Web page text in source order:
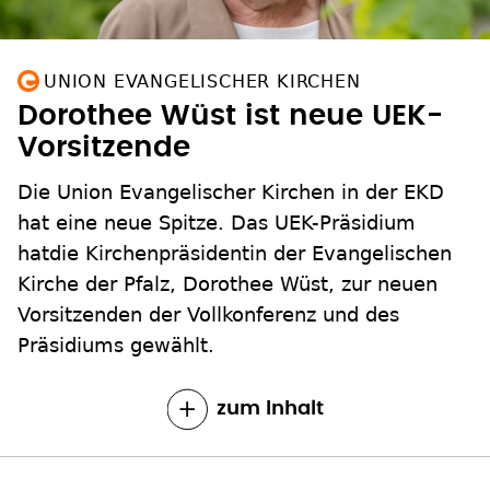
UNION EVANGELISCHER KIRCHEN
Dorothee Wüst ist neue UEK-
Vorsitzende
Die Union Evangelischer Kirchen in der EKD
hat eine neue Spitze. Das UEK-Präsidium
hatdie Kirchenpräsidentin der Evangelischen
Kirche der Pfalz, Dorothee Wüst, zur neuen
Vorsitzenden der Vollkonferenz und des
Präsidiums gewählt.
zum Inhalt